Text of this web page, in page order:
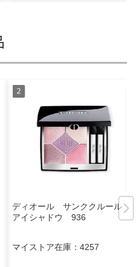
ディオール サンククルール
アイシャドウ 936
マイストア在庫： 4257